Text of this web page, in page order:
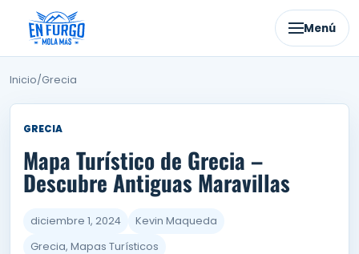
contenido
Menú
Inicio/Grecia
GRECIA
Mapa Turístico de Grecia –
Descubre Antiguas Maravillas
diciembre 1, 2024
Kevin Maqueda
Grecia, Mapas Turísticos